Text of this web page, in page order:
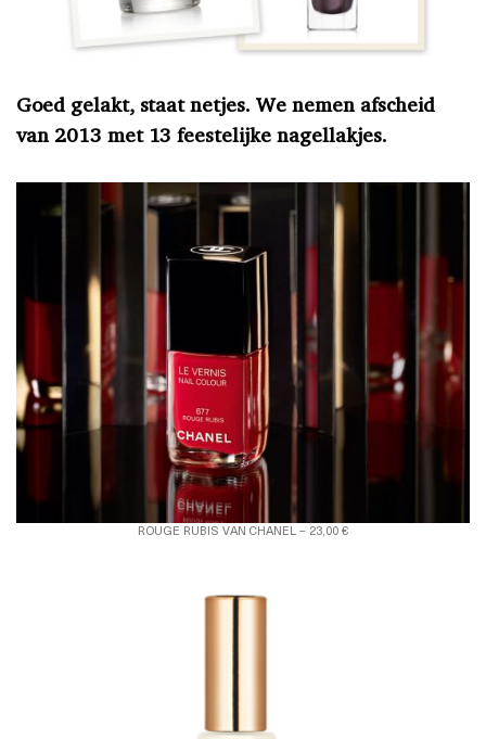
Goed gelakt, staat netjes. We nemen afscheid
van 2013 met 13 feestelijke nagellakjes.
ROUGE RUBIS VAN CHANEL – 23,00 €